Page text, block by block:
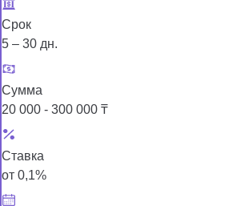
Срок
5 – 30 дн.
Сумма
20 000 - 300 000 ₸
Ставка
от 0,1%